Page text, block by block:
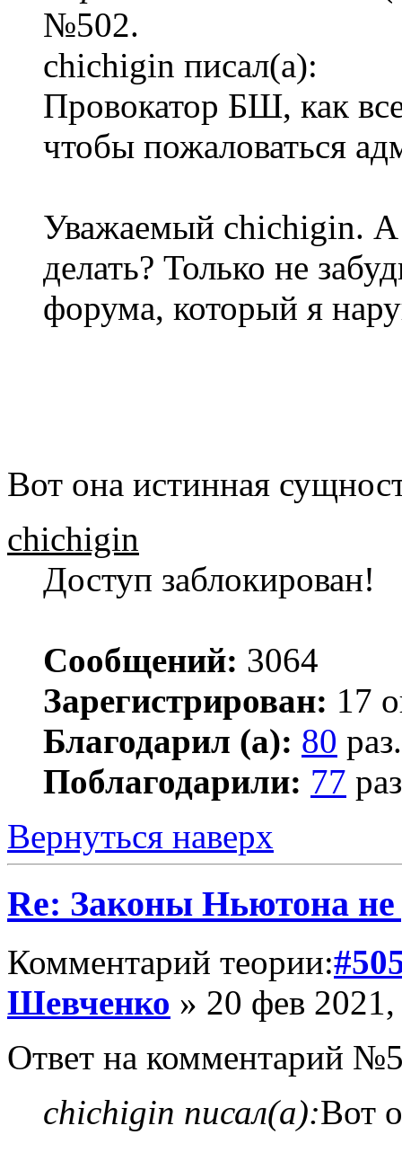
№502.
chichigin писал(а):
Провокатор БШ, как
чтобы пожаловаться
Уважаемый chichigin. А
делать? Только не
форума, который я
Вот она истинная
chichigin
Доступ заблокирован!
Сообщений: 3064
Зарегистрирован: 17
Благодарил (а): 80 раз.
Поблагодарили: 77
Вернуться наверх
Re: Законы Ньютона не
Комментарий теории:
Шевченко » 20 фев
Ответ на комментарий
chichigin писал(а):Вот